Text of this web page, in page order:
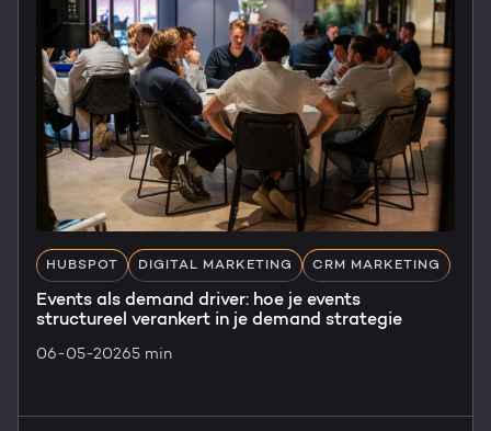
HUBSPOT DIGITAL MARKETING CRM MARKETING
Events als demand driver: hoe je events
structureel verankert in je demand strategie
06-05-20265 min